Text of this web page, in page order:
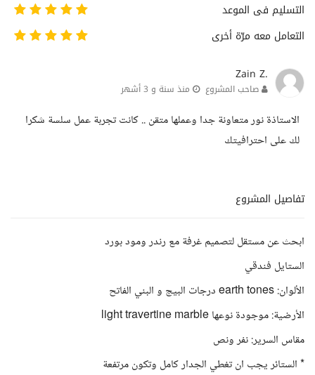
التسليم فى الموعد
التعامل معه مرّة أخرى
Zain Z.
صاحب المشروع منذ سنة و 3 أشهر
الاستاذة نور متعاونة جدا وعملها متقن .. كانت تجربة عمل سلسة شكرا
لك على احترافيتك
تفاصيل المشروع
ابحث عن مستقل لتصميم غرفة مع رندر ومود بورد
الستايل فندقي
الألوان: earth tones درجات البيج و البني الفاتح
الأرضية: موجودة نوعها light travertine marble
مقاس السرير: نفر ونص
* الستائر يجب ان تغطي الجدار كامل وتكون مرتفعة